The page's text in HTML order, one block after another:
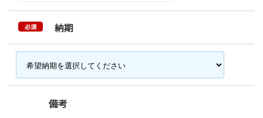
必須 納期
備考